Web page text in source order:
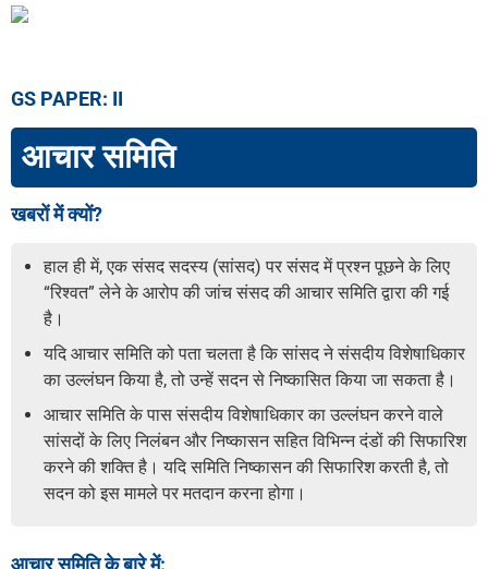
GS PAPER: II
आचार समिति
खबरों में क्यों?
हाल ही में, एक संसद सदस्य (सांसद) पर संसद में प्रश्न पूछने के लिए
“रिश्वत” लेने के आरोप की जांच संसद की आचार समिति द्वारा की गई
है।
यदि आचार समिति को पता चलता है कि सांसद ने संसदीय विशेषाधिकार
का उल्लंघन किया है, तो उन्हें सदन से निष्कासित किया जा सकता है।
आचार समिति के पास संसदीय विशेषाधिकार का उल्लंघन करने वाले
सांसदों के लिए निलंबन और निष्कासन सहित विभिन्न दंडों की सिफारिश
करने की शक्ति है। यदि समिति निष्कासन की सिफारिश करती है, तो
सदन को इस मामले पर मतदान करना होगा।
आचार समिति के बारे में: